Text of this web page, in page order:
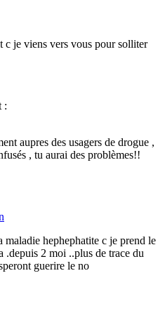
c je viens vers vous pour solliter
:
aupres des usagers de drogue ,
, tu aurai des problèmes!!
maladie hephephatite c je prend le
.depuis 2 moi ..plus de trace du
guerire le no